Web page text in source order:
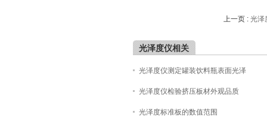
上一页 : 光泽
光泽度仪相关
光泽度仪测定罐装饮料瓶表面光泽
光泽度仪检验挤压板材外观品质
光泽度标准板的数值范围